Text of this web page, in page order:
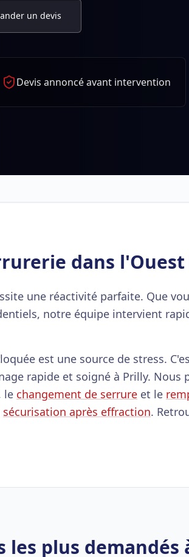
un devis
Devis annoncé avant intervention
dans
une réactivité parfaite. Que
notre équipe intervient
est une source de stress.
rapide et soigné à Prilly. Nous
le changement de serrure et le
sécurisation après effraction.
les plus demandés